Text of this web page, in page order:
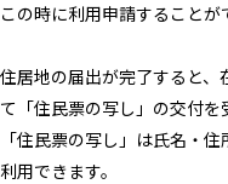
この時に利用申請すること
住居地の届出が完了すると
て「住民票の写し」の交付を
「住民票の写し」は氏名・
利用できます。